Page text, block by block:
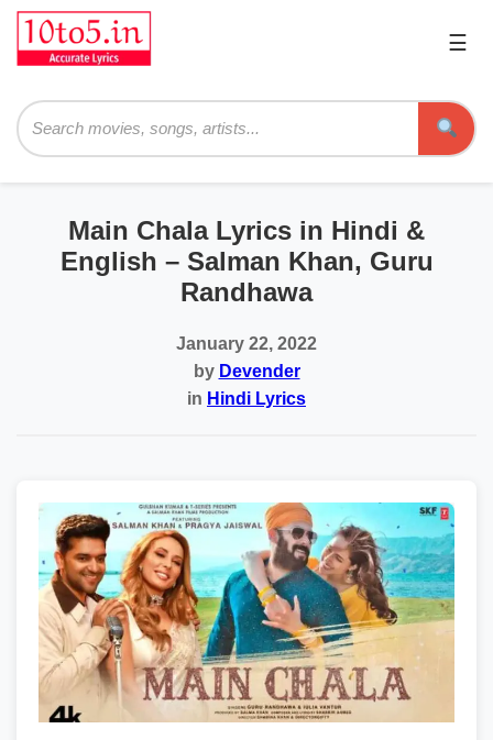
☰
Main Chala Lyrics in Hindi &
English – Salman Khan, Guru
Randhawa
January 22, 2022
by Devender
in Hindi Lyrics